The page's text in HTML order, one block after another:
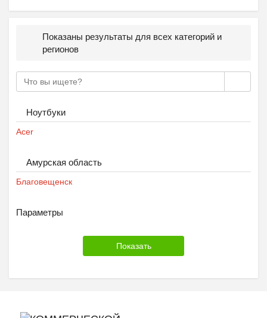
Показаны результаты для всех категорий и
регионов
Ноутбуки
Acer
Амурская область
Благовещенск
Параметры